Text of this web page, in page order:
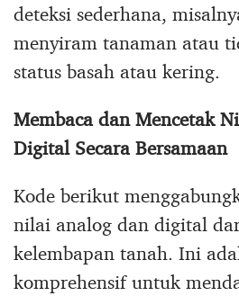
deteksi sederhana,
menyiram tanaman atau
status basah atau kering.
Membaca dan Mencetak
Digital Secara Bersamaan
Kode berikut
nilai analog dan digital
kelembapan tanah. Ini
komprehensif untuk